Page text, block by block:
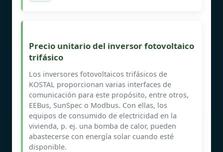
Precio unitario del inversor fotovoltaico
trifásico
Los inversores fotovoltaicos trifásicos de
KOSTAL proporcionan varias interfaces de
comunicación para este propósito, entre otros,
EEBus, SunSpec o Modbus. Con ellas, los
equipos de consumido de electricidad en la
vivienda, p. ej. una bomba de calor, pueden
abastecerse con energía solar cuando esté
disponible.